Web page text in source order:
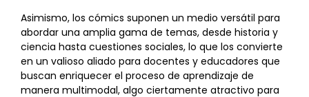
Asimismo, los cómics suponen un medio versátil para
abordar una amplia gama de temas, desde historia y
ciencia hasta cuestiones sociales, lo que los convierte
en un valioso aliado para docentes y educadores que
buscan enriquecer el proceso de aprendizaje de
manera multimodal, algo ciertamente atractivo para